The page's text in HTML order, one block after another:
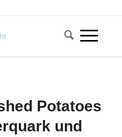
Potatoes
und